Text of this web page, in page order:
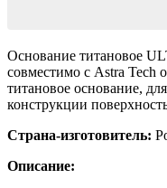
Основание титановое
совместимо с Astra Tech
титановое основание,
конструкции
Страна-изготовитель:
Описание: